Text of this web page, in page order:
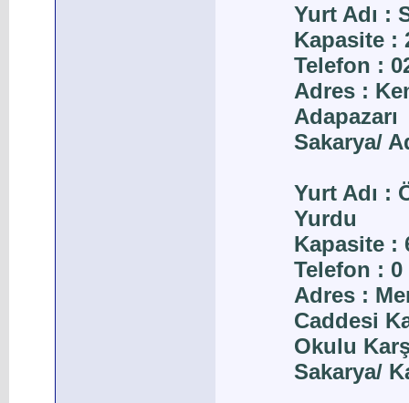
Yurt Adı :
Kapasite :
Telefon :
Adres :
Adapazarı
Sakarya/
Yurt Adı :
Yurdu
Kapasite :
Telefon : 0
Adres :
Caddesi
Okulu
Sakarya/